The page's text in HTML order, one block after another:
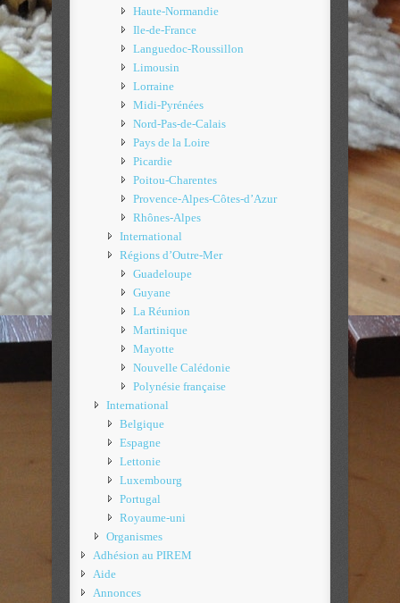
Haute-Normandie
Ile-de-France
Languedoc-Roussillon
Limousin
Lorraine
Midi-Pyrénées
Nord-Pas-de-Calais
Pays de la Loire
Picardie
Poitou-Charentes
Provence-Alpes-Côtes-d’Azur
Rhônes-Alpes
International
Régions d’Outre-Mer
Guadeloupe
Guyane
La Réunion
Martinique
Mayotte
Nouvelle Calédonie
Polynésie française
International
Belgique
Espagne
Lettonie
Luxembourg
Portugal
Royaume-uni
Organismes
Adhésion au PIREM
Aide
Annonces